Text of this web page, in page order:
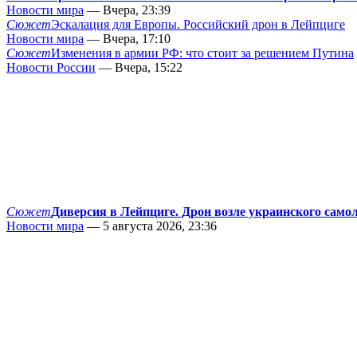
Новости мира — Вчера, 23:39
СюжетЭскалация для Европы. Российский дрон в Лейпциге
Новости мира — Вчера, 17:10
СюжетИзменения в армии РФ: что стоит за решением Путина
Новости России — Вчера, 15:22
СюжетДиверсия в Лейпциге. Дрон возле украинского
Новости мира — 5 августа 2026, 23:36